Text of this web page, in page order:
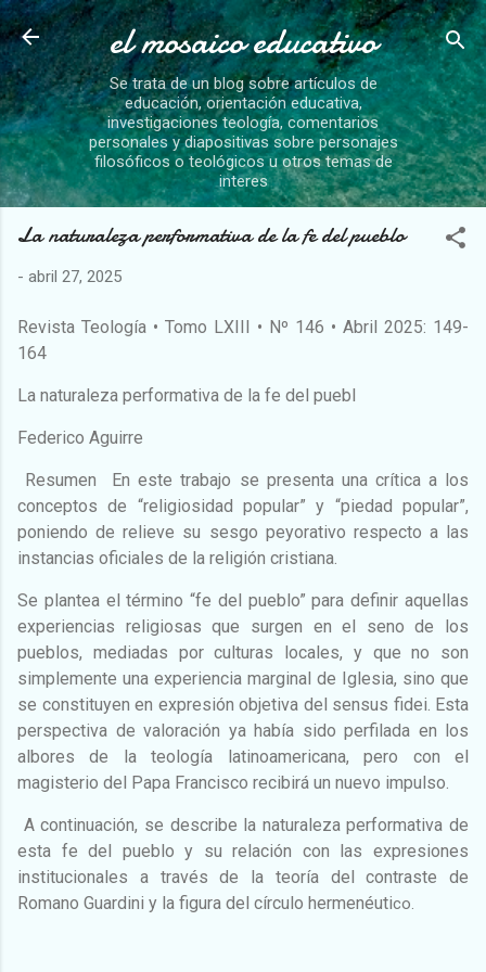
Ir al contenido principal
el mosaico educativo
Se trata de un blog sobre artículos de
educación, orientación educativa,
investigaciones teología, comentarios
personales y diapositivas sobre personajes
filosóficos o teológicos u otros temas de
interes
La naturaleza performativa de la fe del pueblo
- abril 27, 2025
Revista Teología • Tomo LXIII • Nº 146 • Abril 2025: 149-
164
La naturaleza performativa de la fe del puebl
Federico Aguirre
Resumen En este trabajo se presenta una crítica a los
conceptos de “religiosidad popular” y “piedad popular”,
poniendo de relieve su sesgo peyorativo respecto a las
instancias oficiales de la religión cristiana.
Se plantea el término “fe del pueblo” para definir aquellas
experiencias religiosas que surgen en el seno de los
pueblos, mediadas por culturas locales, y que no son
simplemente una experiencia marginal de Iglesia, sino que
se constituyen en expresión objetiva del sensus fidei. Esta
perspectiva de valoración ya había sido perfilada en los
albores de la teología latinoamericana, pero con el
magisterio del Papa Francisco recibirá un nuevo impulso.
A continuación, se describe la naturaleza performativa de
esta fe del pueblo y su relación con las expresiones
institucionales a través de la teoría del contraste de
Romano Guardini y la figura del círculo hermenéutico.